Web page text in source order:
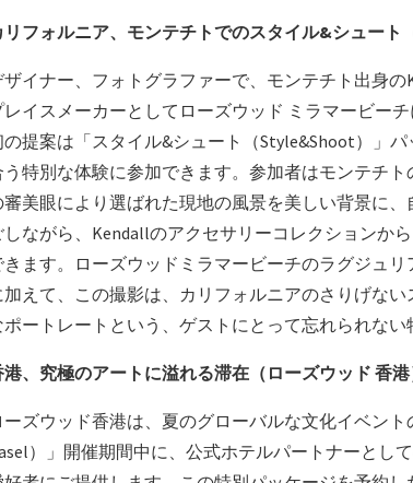
リフォルニア、モンテチトでのスタイル&シュート
ザイナー、フォトグラファーで、モンテチト出身
レイスメーカーとしてローズウッド ミラマービー
の提案は「スタイル&シュート（Style&Shoot）」
う特別な体験に参加できます。参加者はモンテチ
審美眼により選ばれた現地の風景を美しい背景に
しながら、Kendallのアクセサリーコレクションか
きます。ローズウッドミラマービーチのラグジュ
加えて、この撮影は、カリフォルニアのさりげな
ポートレートという、ゲストにとって忘れられない
港、究極のアートに溢れる滞在（ローズウッド 香港
ーズウッド香港は、夏のグローバルな文化イベン
）」開催期間中に、公式ホテルパートナーとし